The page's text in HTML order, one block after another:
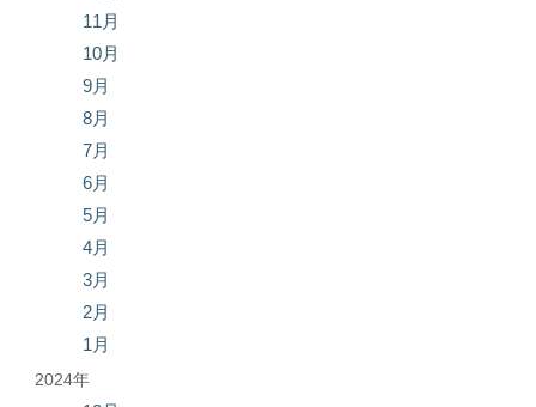
11月
10月
9月
8月
7月
6月
5月
4月
3月
2月
1月
2024年